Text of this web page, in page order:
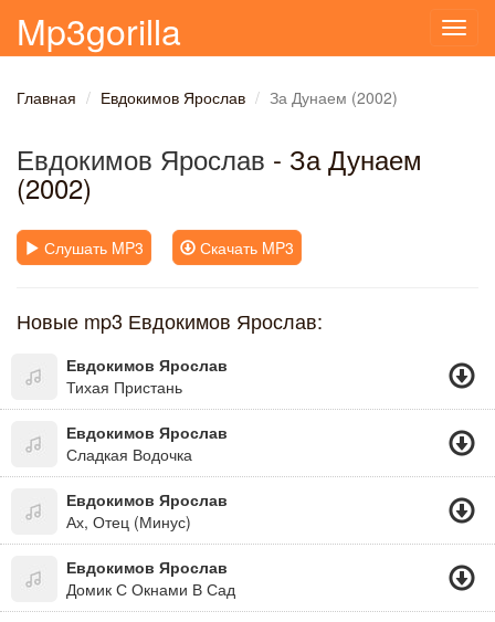
Mp3gorilla
Главная Евдокимов Ярослав За Дунаем (2002)
Евдокимов Ярослав - За Дунаем
(2002)
Слушать MP3 Скачать MP3
Новые mp3 Евдокимов Ярослав:
Евдокимов Ярослав
Тихая Пристань
Евдокимов Ярослав
Сладкая Водочка
Евдокимов Ярослав
Ах, Отец (Минус)
Евдокимов Ярослав
Домик С Окнами В Сад